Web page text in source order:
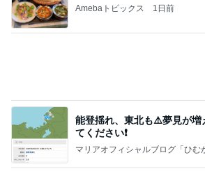
Amebaトピックス 1日前
能登揺れ、東北も⚠️夢見が増
てください❗️
マリアオフィシャルブログ「ひむ